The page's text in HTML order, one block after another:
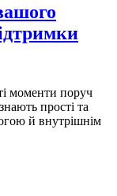
моменти поруч
прості та
й внутрішнім